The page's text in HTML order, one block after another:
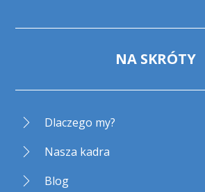
NA SKRÓTY
Dlaczego my?
Nasza kadra
Blog